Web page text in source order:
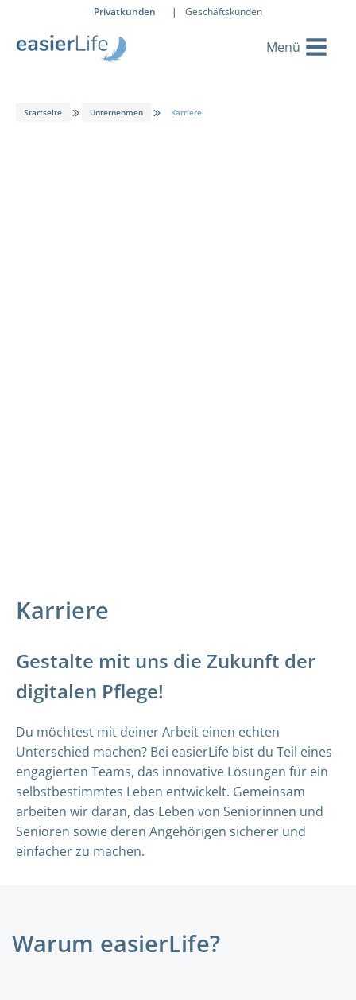
Privatkunden | Geschäftskunden
Startseite Unternehmen Karriere
Karriere
Gestalte mit uns die Zukunft der
digitalen Pflege!
Du möchtest mit deiner Arbeit einen echten
Unterschied machen? Bei easierLife bist du Teil eines
engagierten Teams, das innovative Lösungen für ein
selbstbestimmtes Leben entwickelt. Gemeinsam
arbeiten wir daran, das Leben von Seniorinnen und
Senioren sowie deren Angehörigen sicherer und
einfacher zu machen.
Warum easierLife?